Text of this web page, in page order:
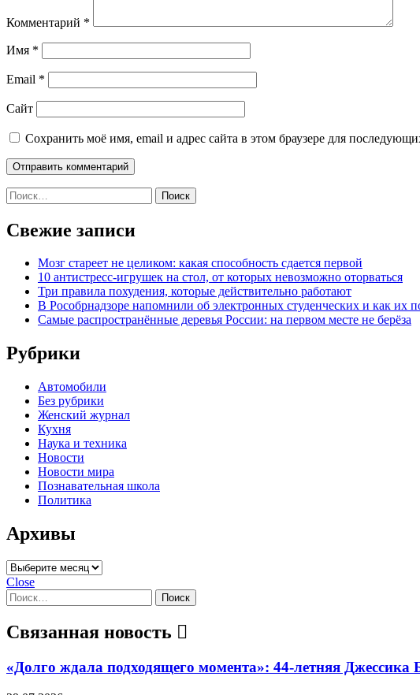
Комментарий *
Имя *
Email *
Сайт
Сохранить моё имя, email и адрес сайта в этом браузере для
Найти:
Свежие записи
Мозг стареет не целиком: какая способность сдается первой
10 антистресс-игрушек на стол, от которых невозможно оторваться
Три правила похудения, которые действительно работают
В Рособрнадзоре напомнили об электронных студенческих и как их
Самые распространённые деревья России: на первом месте не берёза
Рубрики
Автомобили
Без рубрики
Женский журнал
Кухня
Наука и техника
Новости
Новости мира
Познавательная школа
Политика
Архивы
Архивы
Close
Найти:
Связанная новость
«Долго ждала подходящего момента»: 44-летняя Джессика